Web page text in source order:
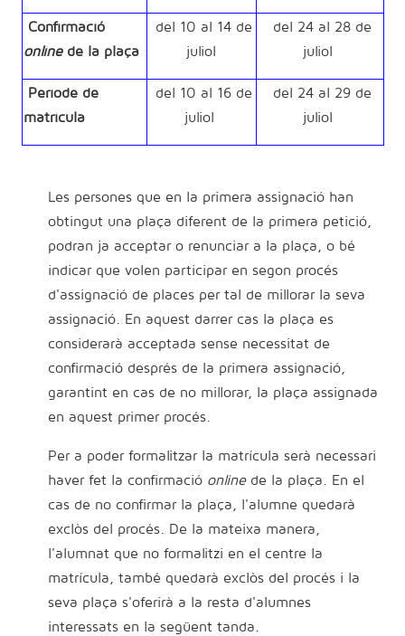
Confirmació
onlinede la plaça
del 10 al 14 de
juliol
del 24 al 28 de
juliol
Període de
matrícula
del 10 al 16 de
juliol
del 24 al 29 de
juliol
Les persones que en la primera assignació han
obtingut una plaça diferent de la primera petició,
podran ja acceptar o renunciar a la plaça, o bé
indicar que volen participar en segon procés
d'assignació de places per tal de millorar la seva
assignació. En aquest darrer cas la plaça es
considerarà acceptada sense necessitat de
confirmació després de la primera assignació,
garantint en cas de no millorar, la plaça assignada
en aquest primer procés.
Per a poder formalitzar la matrícula serà necessari
haver fet la confirmació onlinede la plaça. En el
cas de no confirmar la plaça, l'alumne quedarà
exclòs del procés. De la mateixa manera,
l'alumnat que no formalitzi en el centre la
matrícula, també quedarà exclòs del procés i la
seva plaça s'oferirà a la resta d'alumnes
interessats en la següent tanda.